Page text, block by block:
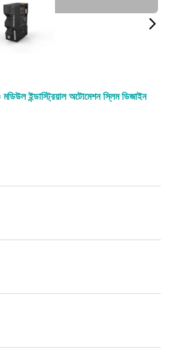
ইন্ডাস্ট্রিয়াল অটোমেশন স্লিম ডিজাইন